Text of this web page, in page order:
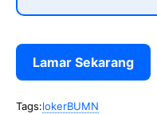
Lamar Sekarang
Tags:lokerBUMN